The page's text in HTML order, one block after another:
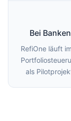
Bei
RefiOne läuft
als